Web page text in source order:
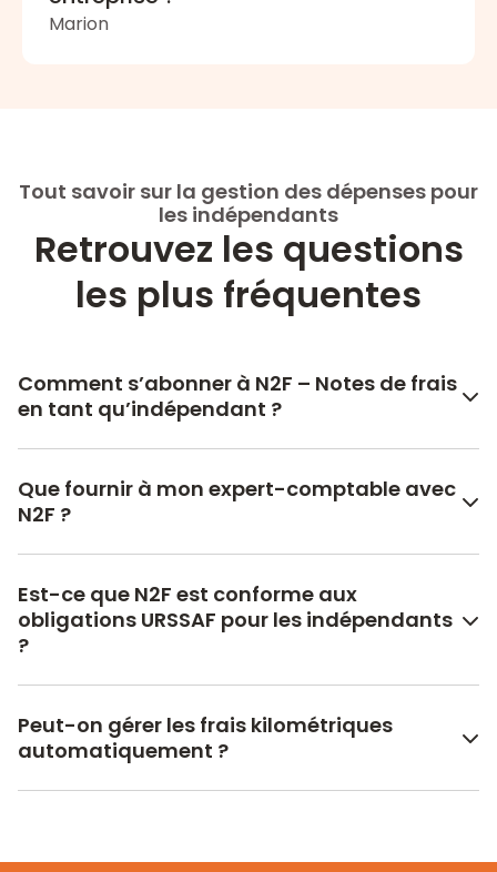
Marion
Tout savoir sur la gestion des dépenses pour
les indépendants
Retrouvez les questions
les plus fréquentes
Comment s’abonner à N2F – Notes de frais
en tant qu’indépendant ?
Que fournir à mon expert-comptable avec
N2F ?
Est-ce que N2F est conforme aux
obligations URSSAF pour les indépendants
?
Peut-on gérer les frais kilométriques
automatiquement ?